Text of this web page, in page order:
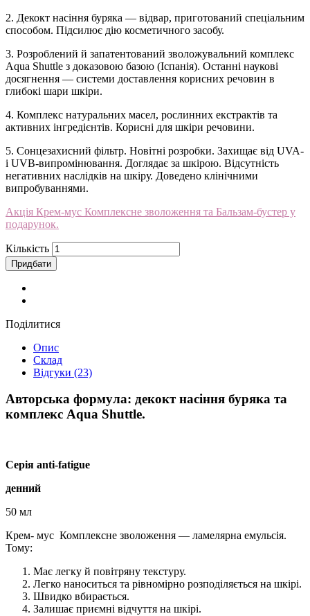
2. Декокт насіння буряка — відвар, приготований спеціальним
способом. Підсилює дію косметичного засобу.
3. Розроблений й запатентований зволожувальний комплекс
Aqua Shuttle з доказовою базою (Іспанія). Останні наукові
досягнення — системи доставлення корисних речовин в
глибокі шари шкіри.
4. Комплекс натуральних масел, рослинних екстрактів та
активних інгредієнтів. Корисні для шкіри речовини.
5. Сонцезахисний фільтр. Новітні розробки. Захищає від UVA-
і UVB-випромінювання. Доглядає за шкірою. Відсутність
негативних наслідків на шкіру. Доведено клінічними
випробуваннями.
Акція Крем-мус Комплексне зволоження та Бальзам-бустер у
подарунок.
Кількість
Поділитися
Опис
Склад
Відгуки (23)
Авторська формула: декокт насіння буряка та
комплекс Aqua Shuttle.
Серія anti-fatigue
денний
50 мл
Крем- мус Комплексне зволоження — ламелярна емульсія.
Тому:
Має легку й повітряну текстуру.
Легко наноситься та рівномірно розподіляється на шкірі.
Швидко вбирається.
Залишає приємні відчуття на шкірі.